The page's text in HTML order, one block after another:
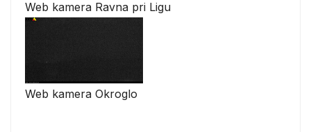
Web kamera Ravna pri Ligu
Web kamera Okroglo